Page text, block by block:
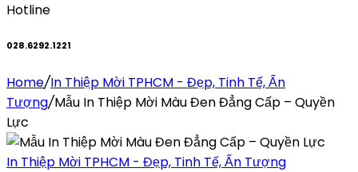
Hotline
028.6292.1221
Home/In Thiệp Mời TPHCM - Đẹp, Tinh Tế, Ấn
Tượng/Mẫu In Thiệp Mời Màu Đen Đẳng Cấp – Quyền
Lực
In Thiệp Mời TPHCM - Đẹp, Tinh Tế, Ấn Tượng